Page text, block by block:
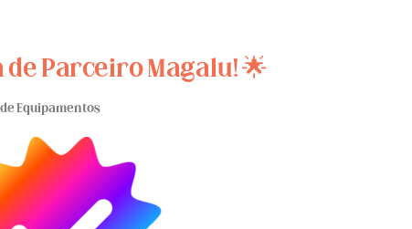
de Parceiro Magalu! 🌟
Equipamentos